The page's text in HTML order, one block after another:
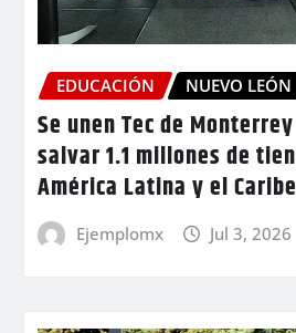
EDUCACIÓN NUEVO LEÓN
Se unen Tec de
salvar 1.1 millones de
América Latina y el
Ejemplomx Jul 3, 2026